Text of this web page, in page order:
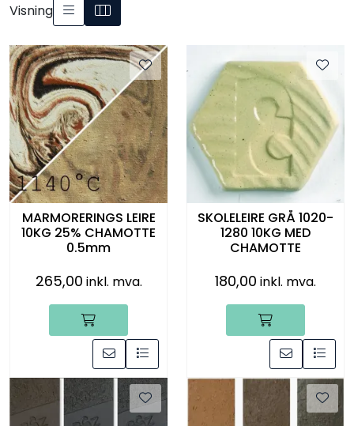
Visning
MARMORERINGS LEIRE
10KG 25% CHAMOTTE
0.5mm
265,00 inkl. mva.
SKOLELEIRE GRÅ 1020-
1280 10KG MED
CHAMOTTE
180,00 inkl. mva.
Ovner
Pensler
Råmaterialer
Gipsformer
Dekaler
Glass
Bøker